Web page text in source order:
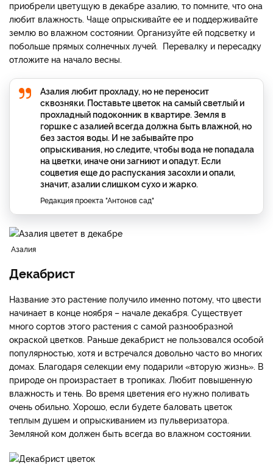
приобрели цветущую в декабре азалию, то помните, что она
любит влажность. Чаще опрыскивайте ее и поддерживайте
землю во влажном состоянии. Организуйте ей подсветку и
побольше прямых солнечных лучей. Перевалку и пересадку
отложите на начало весны.
Азалия любит прохладу, но не переносит
сквозняки. Поставьте цветок на самый светлый и
прохладный подоконник в квартире. Земля в
горшке с азалией всегда должна быть влажной, но
без застоя воды. И не забывайте про
опрыскивания, но следите, чтобы вода не попадала
на цветки, иначе они загниют и опадут. Если
соцветия еще до распускания засохли и опали,
значит, азалии слишком сухо и жарко.
Редакция проекта "Антонов сад"
Азалия
Декабрист
Название это растение получило именно потому, что цвести
начинает в конце ноября – начале декабря. Существует
много сортов этого растения с самой разнообразной
окраской цветков. Раньше декабрист не пользовался особой
популярностью, хотя и встречался довольно часто во многих
домах. Благодаря селекции ему подарили «вторую жизнь». В
природе он произрастает в тропиках. Любит повышенную
влажность и тень. Во время цветения его нужно поливать
очень обильно. Хорошо, если будете баловать цветок
теплым душем и опрыскиванием из пульверизатора.
Земляной ком должен быть всегда во влажном состоянии.